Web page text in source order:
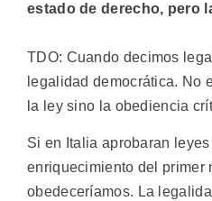
estado de derecho, pero
TDO: Cuando decimos
legalidad democrática. No
la ley sino la obediencia
Si en Italia aprobaran
enriquecimiento del primer
obedeceríamos. La